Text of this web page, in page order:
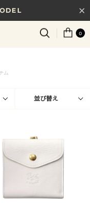
以上で送料無料 0
ム
並び替え